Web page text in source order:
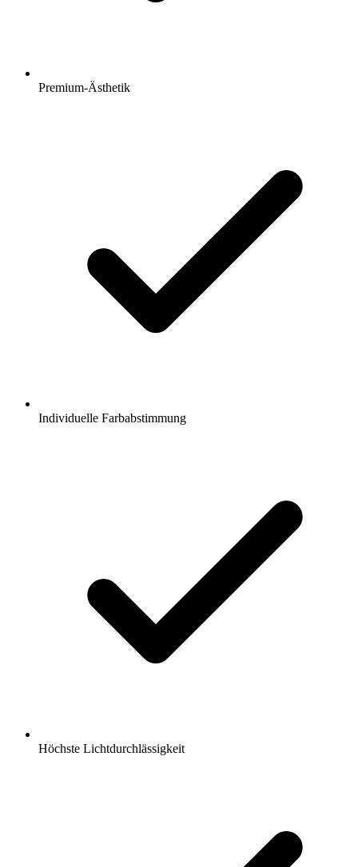
Premium-Ästhetik
Individuelle Farbabstimmung
Höchste Lichtdurchlässigkeit